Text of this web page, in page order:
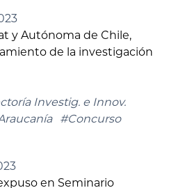
y Autónoma de Chile,
de la investigación
Investig. e Innov.
#Concurso
en Seminario